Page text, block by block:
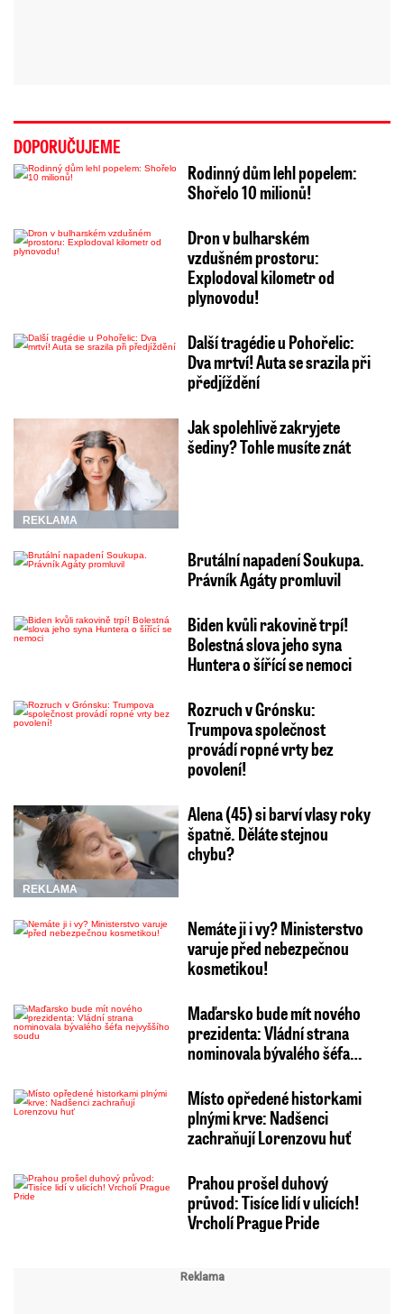
DOPORUČUJEME
Rodinný dům lehl popelem:
Shořelo 10 milionů!
Dron v bulharském
vzdušném prostoru:
Explodoval kilometr od
plynovodu!
Další tragédie u Pohořelic:
Dva mrtví! Auta se srazila při
předjíždění
REKLAMA
Jak spolehlivě zakryjete
šediny? Tohle musíte znát
Brutální napadení Soukupa.
Právník Agáty promluvil
Biden kvůli rakovině trpí!
Bolestná slova jeho syna
Huntera o šířící se nemoci
Rozruch v Grónsku:
Trumpova společnost
provádí ropné vrty bez
povolení!
REKLAMA
Alena (45) si barví vlasy roky
špatně. Děláte stejnou
chybu?
Nemáte ji i vy? Ministerstvo
varuje před nebezpečnou
kosmetikou!
Maďarsko bude mít nového
prezidenta: Vládní strana
nominovala bývalého šéfa…
Místo opředené historkami
plnými krve: Nadšenci
zachraňují Lorenzovu huť
Prahou prošel duhový
průvod: Tisíce lidí v ulicích!
Vrcholí Prague Pride